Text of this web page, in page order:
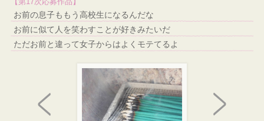
お前の息子ももう高校生になるんだな
お前に似て人を笑わすことが好きみたいだ
ただお前と違って女子からはよくモテてるよ